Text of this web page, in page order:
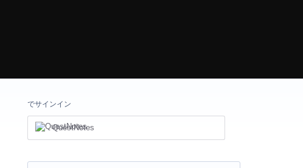
でサインイン
QuestNotes